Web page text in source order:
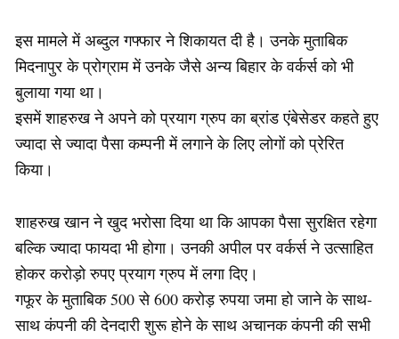
इस मामले में अब्दुल गफ्फार ने शिकायत दी है। उनके मुताबिक
मिदनापुर के प्रोग्राम में उनके जैसे अन्य बिहार के वर्कर्स को भी
बुलाया गया था।
इसमें शाहरुख ने अपने को प्रयाग ग्रुप का ब्रांड एंबेसेडर कहते हुए
ज्यादा से ज्यादा पैसा कम्पनी में लगाने के लिए लोगों को प्रेरित
किया।
शाहरुख खान ने खुद भरोसा दिया था कि आपका पैसा सुरक्षित रहेगा
बल्कि ज्यादा फायदा भी होगा। उनकी अपील पर वर्कर्स ने उत्साहित
होकर करोड़ो रुपए प्रयाग ग्रुप में लगा दिए।
गफूर के मुताबिक 500 से 600 करोड़ रुपया जमा हो जाने के साथ-
साथ कंपनी की देनदारी शुरू होने के साथ अचानक कंपनी की सभी